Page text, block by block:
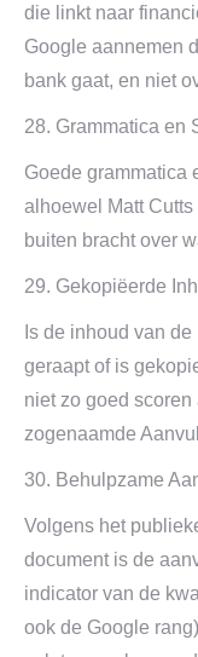
die linkt naar
Google aannemen
bank gaat, en niet
28. Grammatica en
Goede grammatica
alhoewel Matt
buiten bracht over
29. Gekopiëerde
Is de inhoud van
geraapt of is
niet zo goed
zogenaamde
30. Behulpzame
Volgens het
document is de
indicator van de
ook de Google